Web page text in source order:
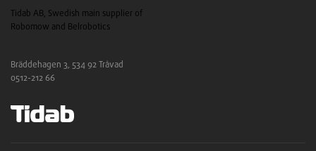
Tidab AB, Swedish main supplier of
Robomow and Belrobotics
Bräddehagen 3, 534 92 Tråvad
0512-212 66